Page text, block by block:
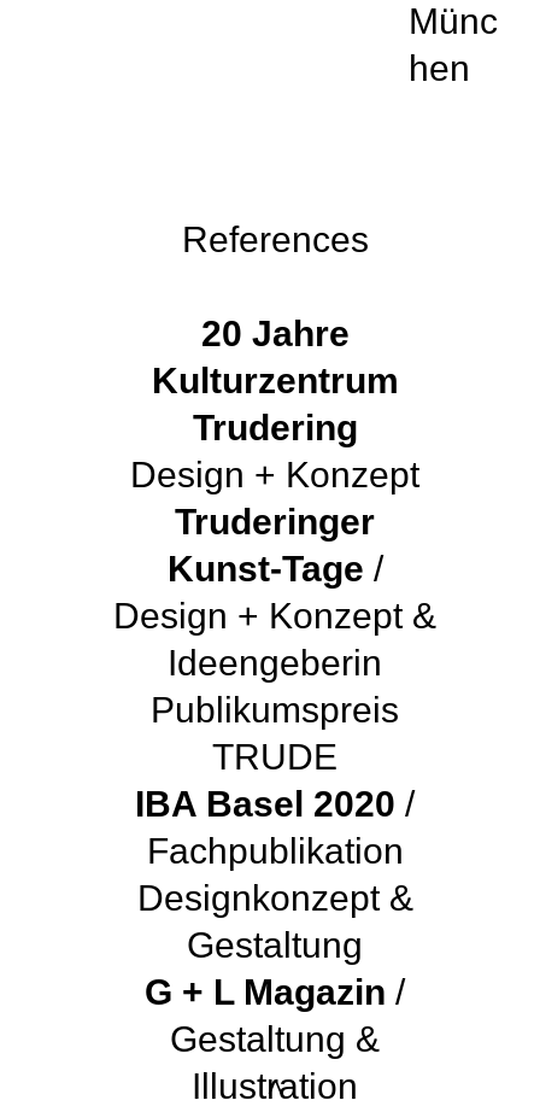
Münc
hen
References
20 Jahre
Kulturzentrum
Trudering
Design + Konzept
Truderinger
Kunst-Tage /
Design + Konzept &
Ideengeberin
Publikumspreis
TRUDE
IBA Basel 2020/
Fachpublikation
Designkonzept &
Gestaltung
G + L Magazin /
Gestaltung &
Illustration
^